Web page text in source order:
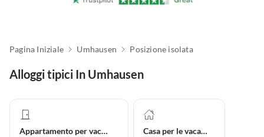
Pagina Iniziale Umhausen Posizione isolata
Alloggi tipici In Umhausen
Appartamento per vacanze Casa per le vacanze